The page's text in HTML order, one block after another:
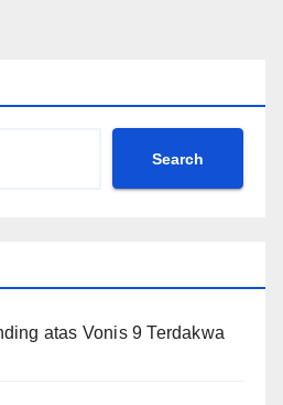
Search
atas Vonis 9 Terdakwa